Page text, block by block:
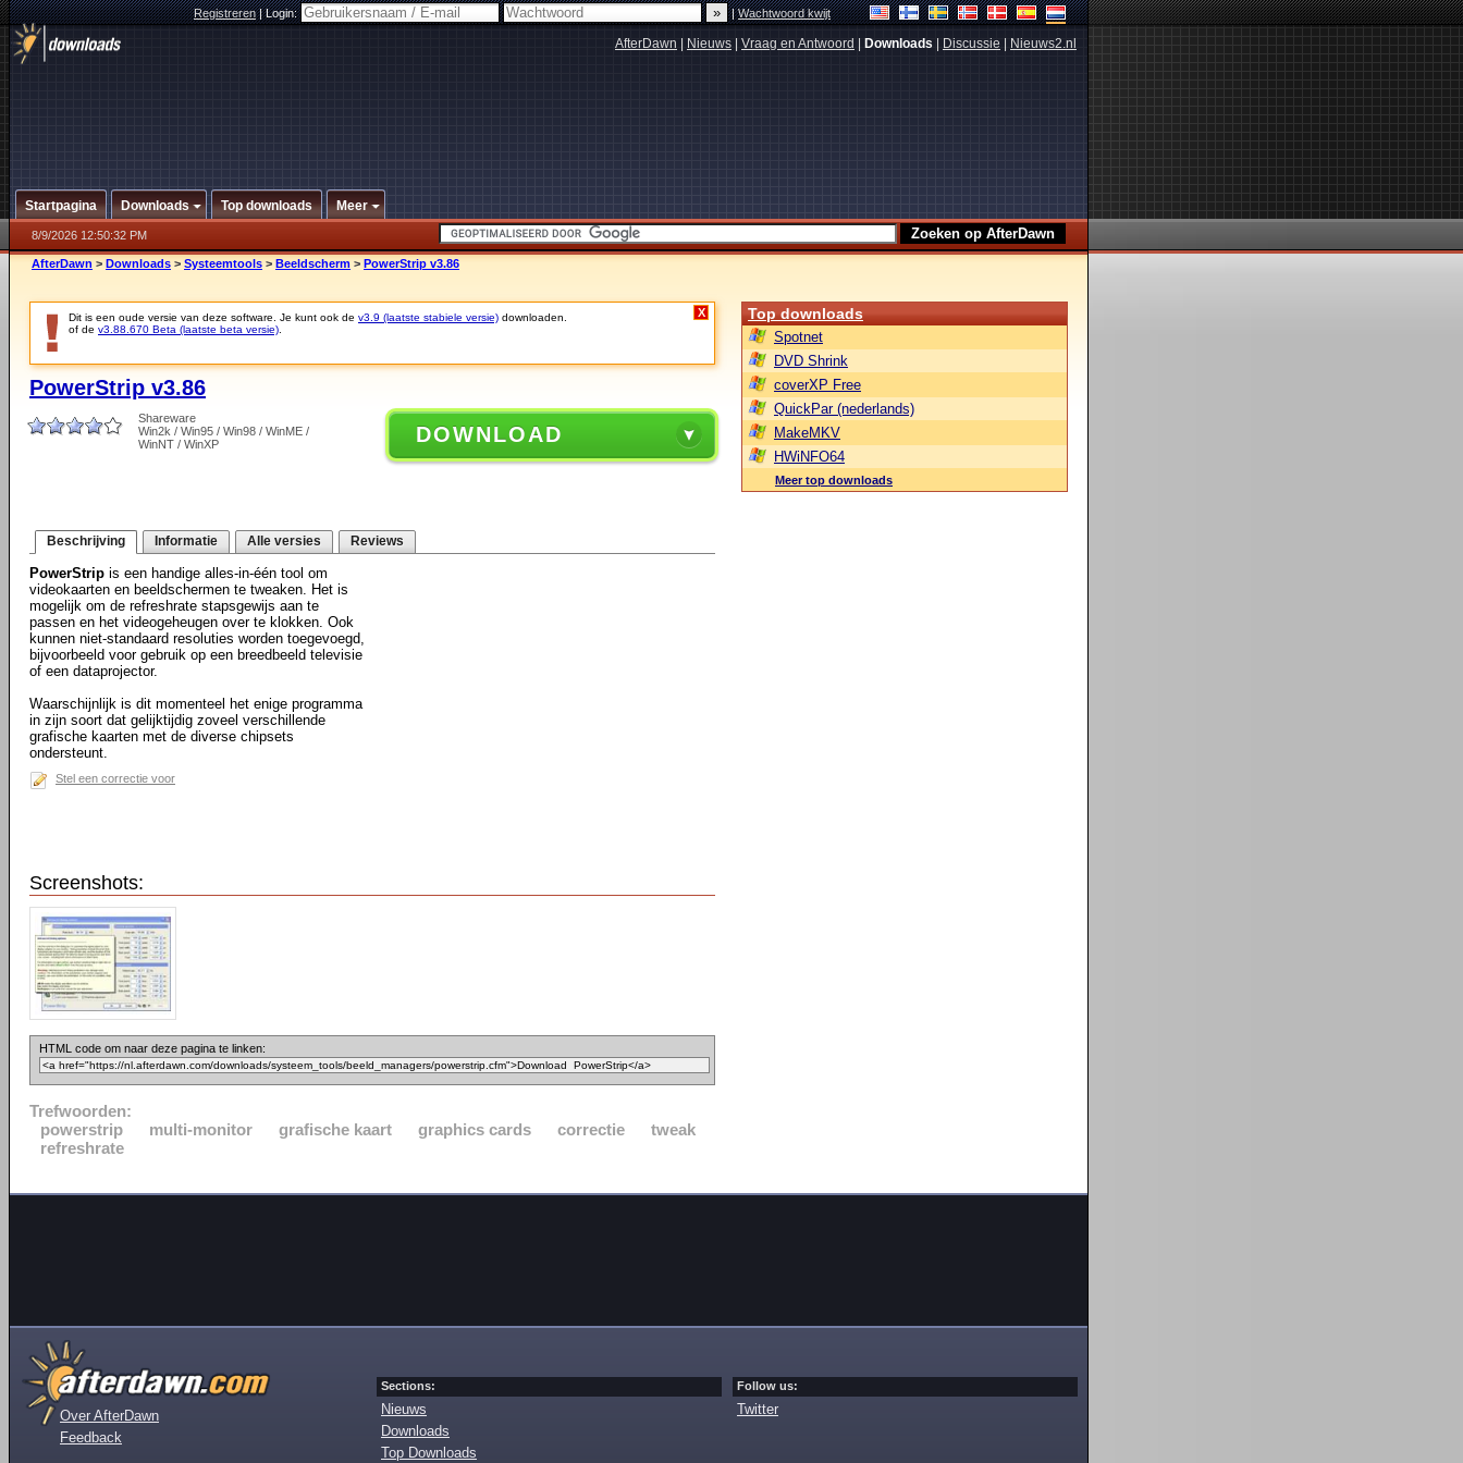
Registreren|Login: |Wachtwoord kwijt
AfterDawn Nieuws Vraag en Antwoord Downloads Discussie Nieuws2.nl
Startpagina Downloads Top downloads Meer
8/9/2026 12:50:32 PM
AfterDawn > Downloads > Systeemtools > Beeldscherm > PowerStrip v3.86
Dit is een oude versie van deze software. Je kunt ook de v3.9 (laatste stabiele versie) downloaden.
of de v3.88.670 Beta (laatste beta versie)
X
PowerStrip v3.86
Shareware
Win2k / Win95 / Win98 / WinME /
WinNT / WinXP
DOWNLOAD
Beschrijving Informatie Alle versies Reviews
PowerStrip is een handige alles-in-één tool om
videokaarten en beeldschermen te tweaken. Het is
mogelijk om de refreshrate stapsgewijs aan te
passen en het videogeheugen over te klokken. Ook
kunnen niet-standaard resoluties worden toegevoegd,
bijvoorbeeld voor gebruik op een breedbeeld televisie
of een dataprojector.
Waarschijnlijk is dit momenteel het enige programma
in zijn soort dat gelijktijdig zoveel verschillende
grafische kaarten met de diverse chipsets
ondersteunt.
Stel een correctie voor
Screenshots:
HTML code om naar deze pagina te linken:
Trefwoorden:
powerstrip
multi-monitor grafische kaart graphics cards correctie
tweak
refreshrate
Top downloads
Spotnet
DVD Shrink
coverXP Free
QuickPar (nederlands)
MakeMKV
HWiNFO64
Meer top downloads
Over AfterDawn
Feedback
Sections:
Nieuws
Downloads
Top Downloads
Follow us:
Twitter